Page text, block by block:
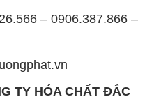
– 0906.387.866 –
TY HÓA CHẤT ĐẮC